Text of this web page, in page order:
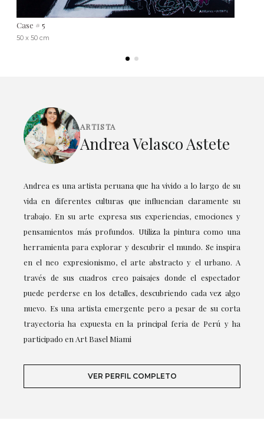
Case # 5
50 x 50 cm
ARTISTA
Andrea Velasco Astete
Andrea es una artista peruana que ha vivido a lo largo de su
vida en diferentes culturas que influencian claramente su
trabajo. En su arte expresa sus experiencias, emociones y
pensamientos más profundos. Utiliza la pintura como una
herramienta para explorar y descubrir el mundo. Se inspira
en el neo expresionismo, el arte abstracto y el urbano. A
través de sus cuadros creo paisajes donde el espectador
puede perderse en los detalles, descubriendo cada vez algo
nuevo. Es una artista emergente pero a pesar de su corta
trayectoria ha expuesta en la principal feria de Perú y ha
participado en Art Basel Miami
VER PERFIL COMPLETO